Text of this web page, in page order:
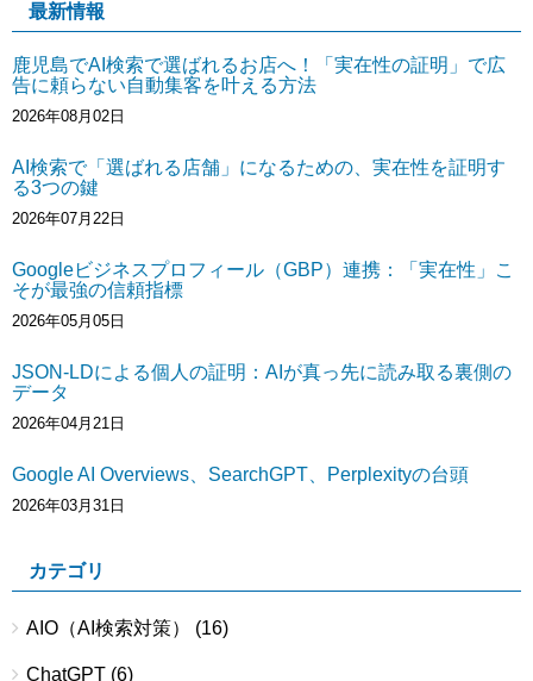
最新情報
鹿児島でAI検索で選ばれるお店へ！「実在性の証明」で広
告に頼らない自動集客を叶える方法
2026年08月02日
AI検索で「選ばれる店舗」になるための、実在性を証明す
る3つの鍵
2026年07月22日
Googleビジネスプロフィール（GBP）連携：「実在性」こ
そが最強の信頼指標
2026年05月05日
JSON-LDによる個人の証明：AIが真っ先に読み取る裏側の
データ
2026年04月21日
Google AI Overviews、SearchGPT、Perplexityの台頭
2026年03月31日
カテゴリ
AIO（AI検索対策） (16)
ChatGPT (6)